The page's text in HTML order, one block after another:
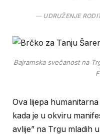
UDRUŽENJE
Bajramska svečanost na
Ova lijepa
kada je u okviru
avlije” na Trgu mladih